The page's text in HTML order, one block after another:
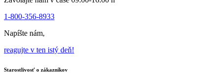
1-800-356-8933
Napíšte nám,
reagujte v ten istý deň!
Starostlivosť o zákazníkov